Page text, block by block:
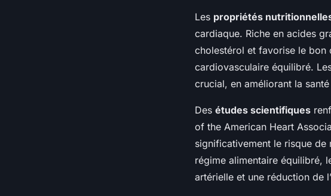
Les propriétés
cardiaque. Riche en acides
cholestérol et favorise le bon
cardiovasculaire équilibré.
crucial, en améliorant la
Des études scientifiques
of the American Heart
significativement le risque de
régime alimentaire équilibré,
artérielle et une réduction de